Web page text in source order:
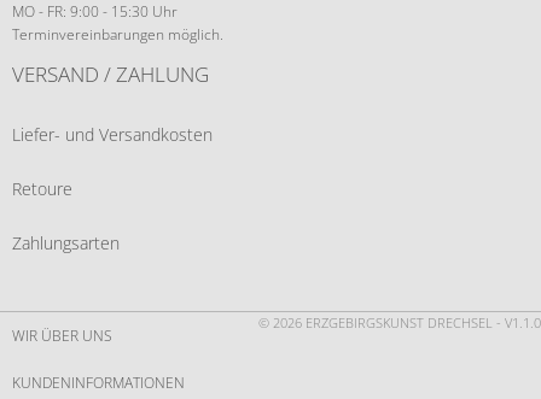
MO - FR: 9:00 - 15:30 Uhr
Terminvereinbarungen möglich.
VERSAND / ZAHLUNG
Liefer- und Versandkosten
Retoure
Zahlungsarten
© 2026 ERZGEBIRGSKUNST DRECHSEL - V1.1.0
WIR ÜBER UNS
KUNDENINFORMATIONEN